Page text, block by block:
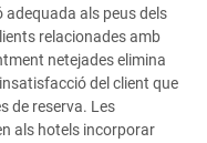
als peus dels
relacionades amb
netejades elimina
del client que
de reserva. Les
als hotels incorporar